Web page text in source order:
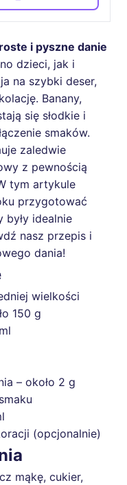
i pyszne danie
dzieci, jak i
na szybki deser,
Banany,
się słodkie i
smaków.
zaledwie
z pewnością
tym artykule
przygotować
były idealnie
nasz przepis i
dania!
wielkości
150 g
– około 2 g
(opcjonalnie)
mąkę, cukier,